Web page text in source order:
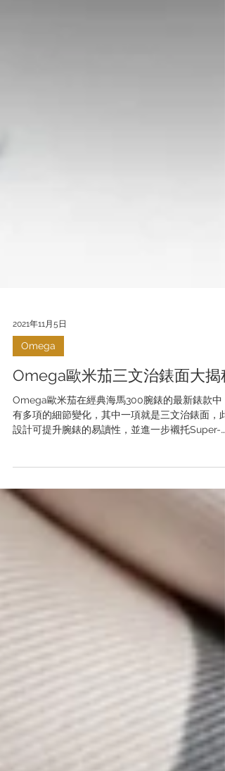
2021年11月5日
Omega
Omega歐米茄三文治錶面大揭
有多項的細節變化，其中一項就是三文治錶面，此
LumiNova螢光塗料。雖然並不是非常明顯的大改
造，但仍足以賦予腕錶耳目一新的感受。...